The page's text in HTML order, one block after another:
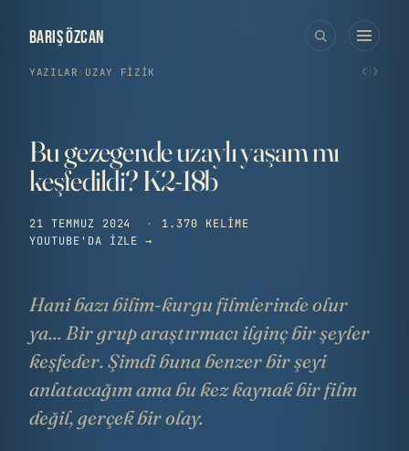
BARIŞ ÖZCAN
YAZILAR › UZAY · FIZIK ‹ ›
Bu gezegende uzaylı yaşam mı
keşfedildi? K2-18b
21 TEMMUZ 2024 ·
1.370 KELIME
YOUTUBE'DA IZLE →
Hani bazı bilim-kurgu filmlerinde olur
ya... Bir grup araştırmacı ilginç bir şeyler
keşfeder. Şimdi buna benzer bir şeyi
anlatacağım ama bu kez kaynak bir film
değil, gerçek bir olay.